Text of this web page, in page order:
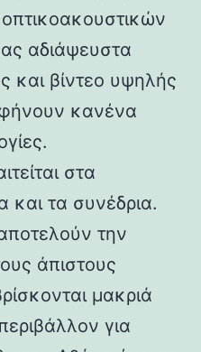
αδιάψευστα
και βίντεο υψηλής
κανένα
στα
και τα συνέδρια.
την
άπιστους
μακριά
για